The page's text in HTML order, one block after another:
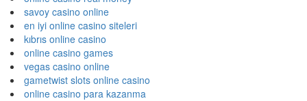
savoy casino online
en iyi online casino siteleri
kıbrıs online casino
online casino games
vegas casino online
gametwist slots online casino
online casino para kazanma